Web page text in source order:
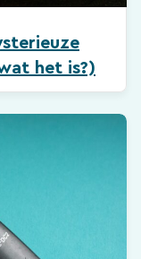
het is?)